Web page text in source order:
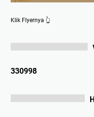
Klik Flyernya 👆
330998